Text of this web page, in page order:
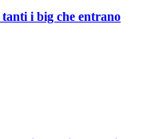
i big che entrano